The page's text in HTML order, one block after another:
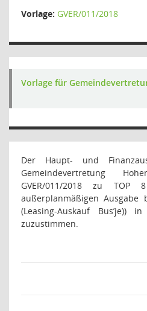
Vorlage: GVER/011/2018
Vorlage für
Der Haupt- und
Gemeindevertretung
GVER/011/2018 zu TOP
außerplanmäßigen Ausgabe
(Leasing-Auskauf Bus’je))
zuzustimmen.